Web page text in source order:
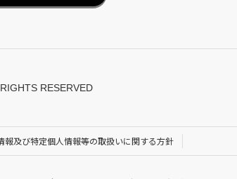
RESERVED
報及び特定個人情報等の取扱いに関する方針